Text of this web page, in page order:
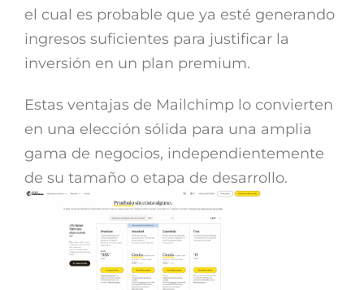
el cual es probable que ya esté generando
ingresos suficientes para justificar la
inversión en un plan premium.
Estas ventajas de Mailchimp lo convierten
en una elección sólida para una amplia
gama de negocios, independientemente
de su tamaño o etapa de desarrollo.